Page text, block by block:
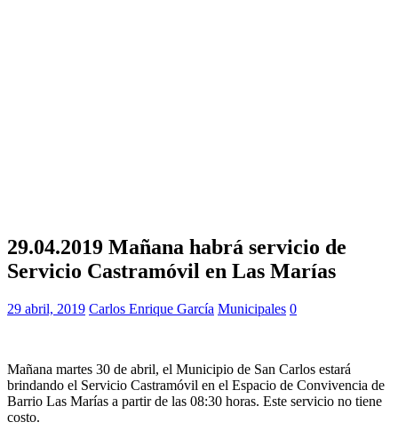
29.04.2019 Mañana habrá servicio de
Servicio Castramóvil en Las Marías
29 abril, 2019 Carlos Enrique García Municipales 0
Mañana martes 30 de abril, el Municipio de San Carlos estará
brindando el Servicio Castramóvil en el Espacio de Convivencia de
Barrio Las Marías a partir de las 08:30 horas. Este servicio no tiene
costo.